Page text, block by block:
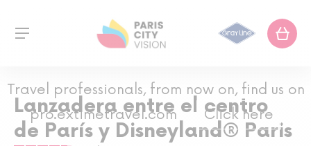
Travel professionals, from now on, find us on
pro.extimetravel.com
Click here
Lanzadera entre el centro
de París y Disneyland® Paris